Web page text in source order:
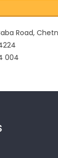
Road,
004